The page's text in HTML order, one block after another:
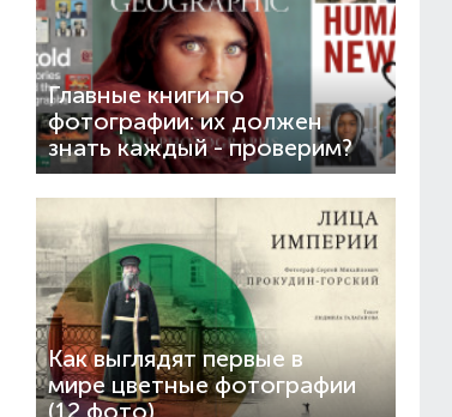
Главные книги по
фотографии: их должен
знать каждый - проверим?
Как выглядят первые в
мире цветные фотографии